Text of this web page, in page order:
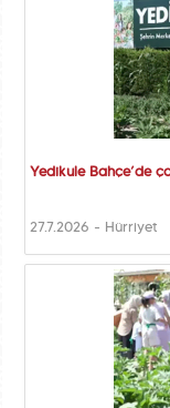
Yedikule Bahçe’de
27.7.2026 - Hürriyet